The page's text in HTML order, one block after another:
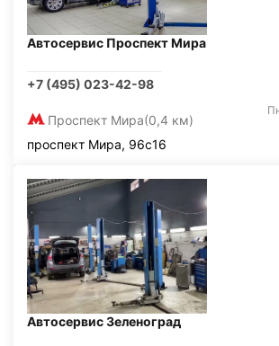
Автосервис Проспект Мира
+7 (495) 023-42-98
Проспект Мира(0,4 км)
проспект Мира, 96с16
Автосервис Зеленоград